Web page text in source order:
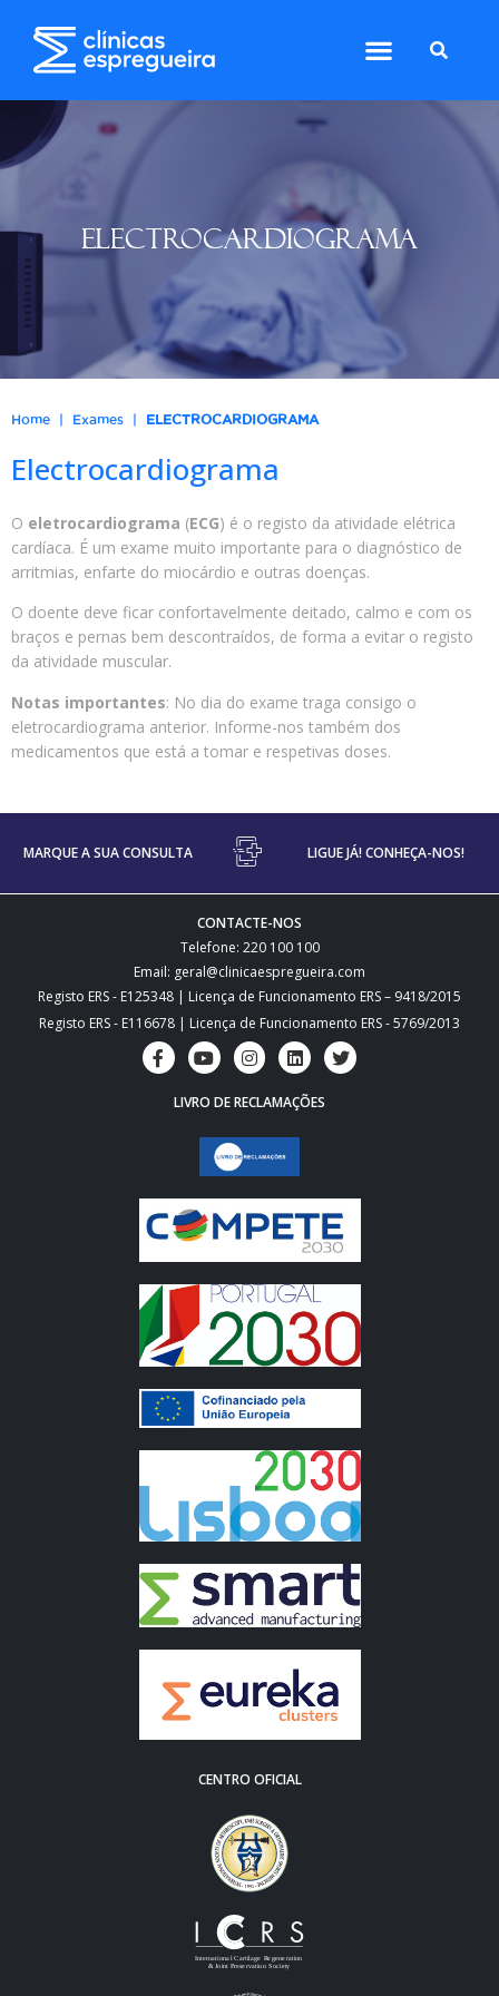
ELECTROCARDIOGRAMA
Home | Exames | ELECTROCARDIOGRAMA
Electrocardiograma
O eletrocardiograma (ECG) é o registo da atividade elétrica
cardíaca. É um exame muito importante para o diagnóstico de
arritmias, enfarte do miocárdio e outras doenças.
O doente deve ficar confortavelmente deitado, calmo e com os
braços e pernas bem descontraídos, de forma a evitar o registo
da atividade muscular.
Notas importantes: No dia do exame traga consigo o
eletrocardiograma anterior. Informe-nos também dos
medicamentos que está a tomar e respetivas doses.
MARQUE A SUA CONSULTA LIGUE JÁ! CONHEÇA-NOS!
CONTACTE-NOS
Telefone: 220 100 100
Email: geral@clinicaespregueira.com
Registo ERS - E125348 | Licença de Funcionamento ERS – 9418/2015
Registo ERS - E116678 | Licença de Funcionamento ERS - 5769/2013
LIVRO DE RECLAMAÇÕES
CENTRO OFICIAL